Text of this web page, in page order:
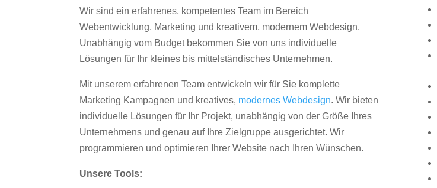
Wir sind ein erfahrenes, kompetentes Team im Bereich
Webentwicklung, Marketing und kreativem, modernem Webdesign.
Unabhängig vom Budget bekommen Sie von uns individuelle
Lösungen für Ihr kleines bis mittelständisches Unternehmen.
Mit unserem erfahrenen Team entwickeln wir für Sie komplette
Marketing Kampagnen und kreatives, modernes Webdesign. Wir bieten
individuelle Lösungen für Ihr Projekt, unabhängig von der Größe Ihres
Unternehmens und genau auf Ihre Zielgruppe ausgerichtet. Wir
programmieren und optimieren Ihrer Website nach Ihren Wünschen.
Unsere Tools: